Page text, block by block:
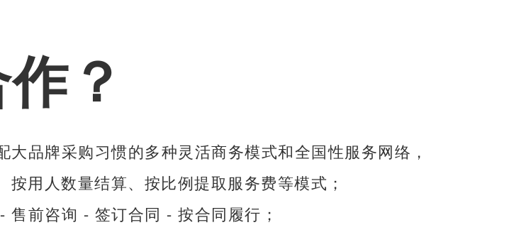
？
品牌采购习惯的多种灵活商务模式和全国性服务网络，
用人数量结算、按比例提取服务费等模式；
前咨询 - 签订合同 - 按合同履行；